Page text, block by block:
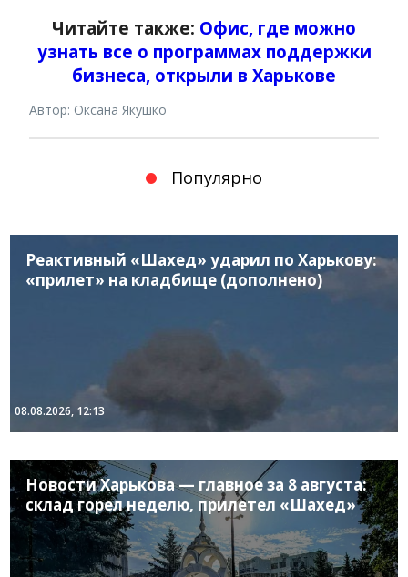
Читайте также: Офис, где можно
узнать все о программах поддержки
бизнеса, открыли в Харькове
Автор: Оксана Якушко
Популярно
Реактивный «Шахед» ударил по Харькову:
«прилет» на кладбище (дополнено)
08.08.2026, 12:13
Новости Харькова — главное за 8 августа:
склад горел неделю, прилетел «Шахед»